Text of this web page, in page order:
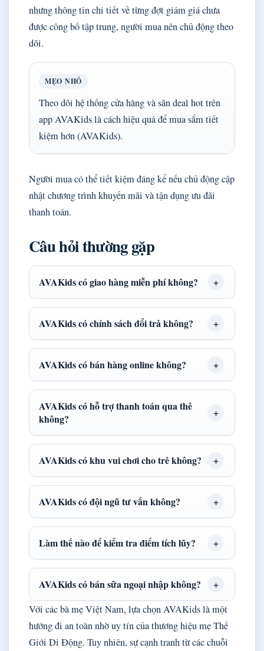
nhưng thông tin chi tiết về từng đợt giảm giá chưa
được công bố tập trung, người mua nên chủ động theo
dõi.
MẸO NHỎ
Theo dõi hệ thống cửa hàng và săn deal hot trên
app AVAKids là cách hiệu quả để mua sắm tiết
kiệm hơn (AVAKids).
Người mua có thể tiết kiệm đáng kể nếu chủ động cập
nhật chương trình khuyến mãi và tận dụng ưu đãi
thanh toán.
Câu hỏi thường gặp
AVAKids có giao hàng miễn phí không?
AVAKids có chính sách đổi trả không?
AVAKids có bán hàng online không?
AVAKids có hỗ trợ thanh toán qua thẻ
không?
AVAKids có khu vui chơi cho trẻ không?
AVAKids có đội ngũ tư vấn không?
Làm thế nào để kiểm tra điểm tích lũy?
AVAKids có bán sữa ngoại nhập không?
Với các bà mẹ Việt Nam, lựa chọn AVAKids là một
hướng đi an toàn nhờ uy tín của thương hiệu mẹ Thế
Giới Di Động. Tuy nhiên, sự cạnh tranh từ các chuỗi